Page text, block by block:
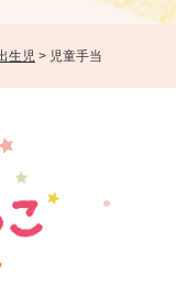
生児 > 児童手当